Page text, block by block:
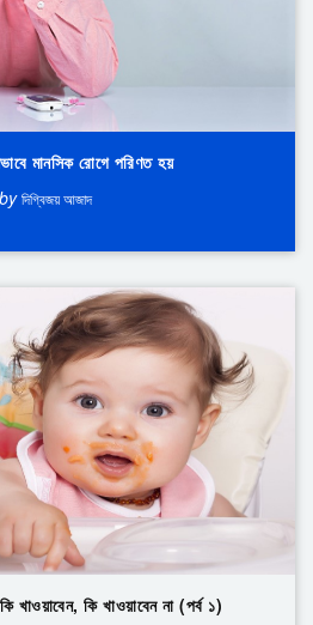
মানসিক রোগে পরিণত হয়
byদিগ্বিজয় আজাদ
খাওয়াবেন, কি খাওয়াবেন না (পর্ব ১)